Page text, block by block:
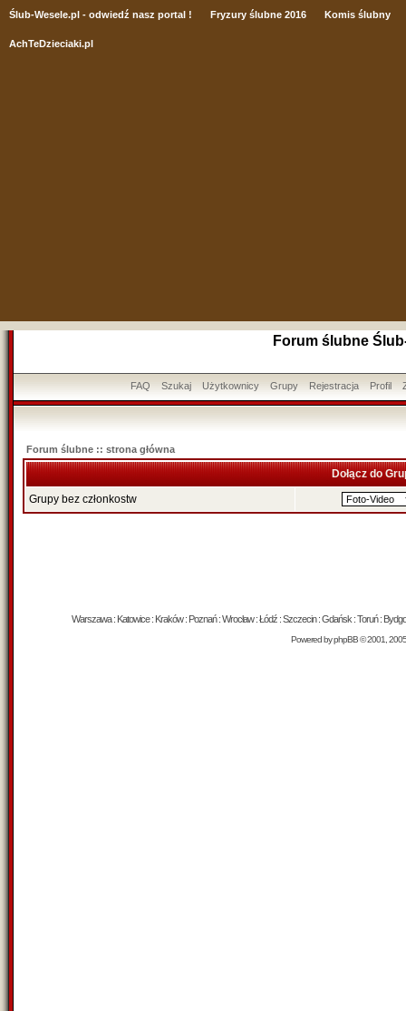
Ślub-Wesele.pl - odwiedź nasz portal ! Fryzury ślubne 2016 Komis ślubny
AchTeDzieciaki.pl
Forum ślubne
FAQ Szukaj Użytkownicy Grupy Rejestracja Profil
Forum ślubne :: strona główna
Dołącz do
Grupy bez członkostw
Warszawa : Katowice : Kraków : Poznań : Wrocław : Łódź : Szczecin : Gdańsk : Toruń :
Powered byphpBB© 2001,